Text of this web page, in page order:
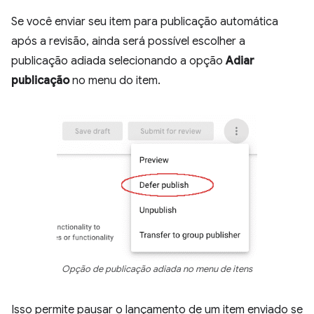
Se você enviar seu item para publicação automática
após a revisão, ainda será possível escolher a
publicação adiada selecionando a opçãoAdiar
publicaçãono menu do item.
Opção de publicação adiada no menu de itens
Isso permite pausar o lançamento de um item enviado se